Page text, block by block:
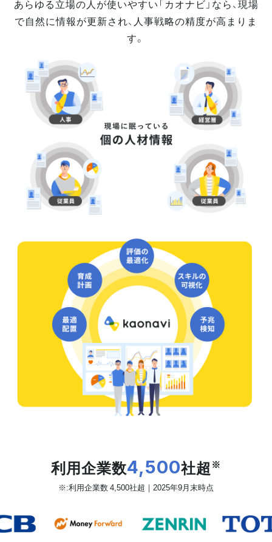
あらゆる立場の人が使いやすい「カオナビ」なら、現場
で自然に情報が更新され、人事戦略の精度が高まりま
す。
利用企業数4,500社超 ※
※:利用企業数 4,500社超｜2025年9月末時点